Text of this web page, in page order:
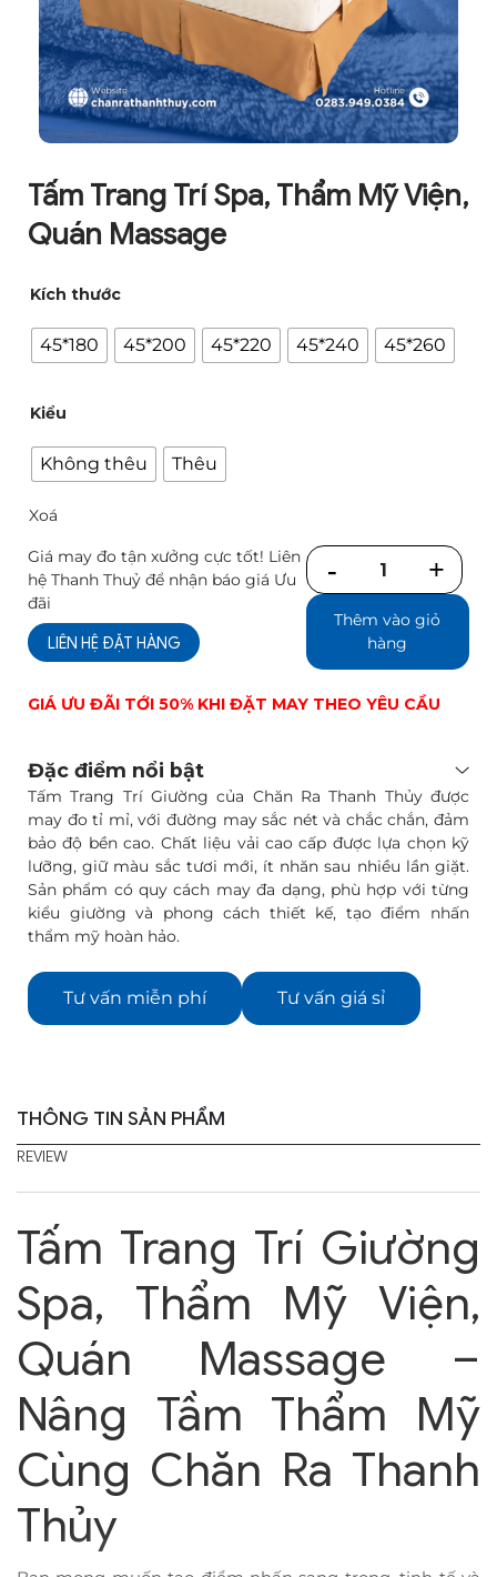
Tấm Trang Trí Spa, Thẩm Mỹ Viện,
Quán Massage
Kích thước
45*180 45*200 45*220 45*240 45*260
Kiểu
Không thêu Thêu
Xoá
Giá may đo tận xưởng cực tốt! Liên
hệ Thanh Thuỷ để nhận báo giá Ưu
đãi
LIÊN HỆ ĐẶT HÀNG
Số
lượng
Thêm vào giỏ
hàng
GIÁ ƯU ĐÃI TỚI 50% KHI ĐẶT MAY THEO YÊU CẦU
Đặc điểm nổi bật
Tấm Trang Trí Giường của Chăn Ra Thanh Thủy được
may đo tỉ mỉ, với đường may sắc nét và chắc chắn, đảm
bảo độ bền cao. Chất liệu vải cao cấp được lựa chọn kỹ
lưỡng, giữ màu sắc tươi mới, ít nhăn sau nhiều lần giặt.
Sản phẩm có quy cách may đa dạng, phù hợp với từng
kiểu giường và phong cách thiết kế, tạo điểm nhấn
thẩm mỹ hoàn hảo.
Tư vấn miễn phí Tư vấn giá sỉ
THÔNG TIN SẢN PHẨM
REVIEW
Tấm Trang Trí Giường
Spa, Thẩm Mỹ Viện,
Quán Massage –
Nâng Tầm Thẩm Mỹ
Cùng Chăn Ra Thanh
Thủy